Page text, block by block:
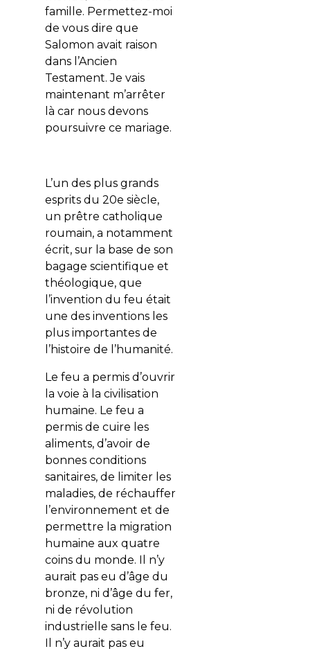
famille. Permettez-moi
de vous dire que
Salomon avait raison
dans l’Ancien
Testament. Je vais
maintenant m’arrêter
là car nous devons
poursuivre ce mariage.
L’un des plus grands
esprits du 20e siècle,
un prêtre catholique
roumain, a notamment
écrit, sur la base de son
bagage scientifique et
théologique, que
l’invention du feu était
une des inventions les
plus importantes de
l’histoire de l’humanité.
Le feu a permis d’ouvrir
la voie à la civilisation
humaine. Le feu a
permis de cuire les
aliments, d’avoir de
bonnes conditions
sanitaires, de limiter les
maladies, de réchauffer
l’environnement et de
permettre la migration
humaine aux quatre
coins du monde. Il n’y
aurait pas eu d’âge du
bronze, ni d’âge du fer,
ni de révolution
industrielle sans le feu.
Il n’y aurait pas eu